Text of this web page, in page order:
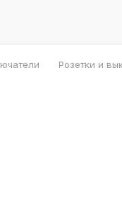
Розетки и